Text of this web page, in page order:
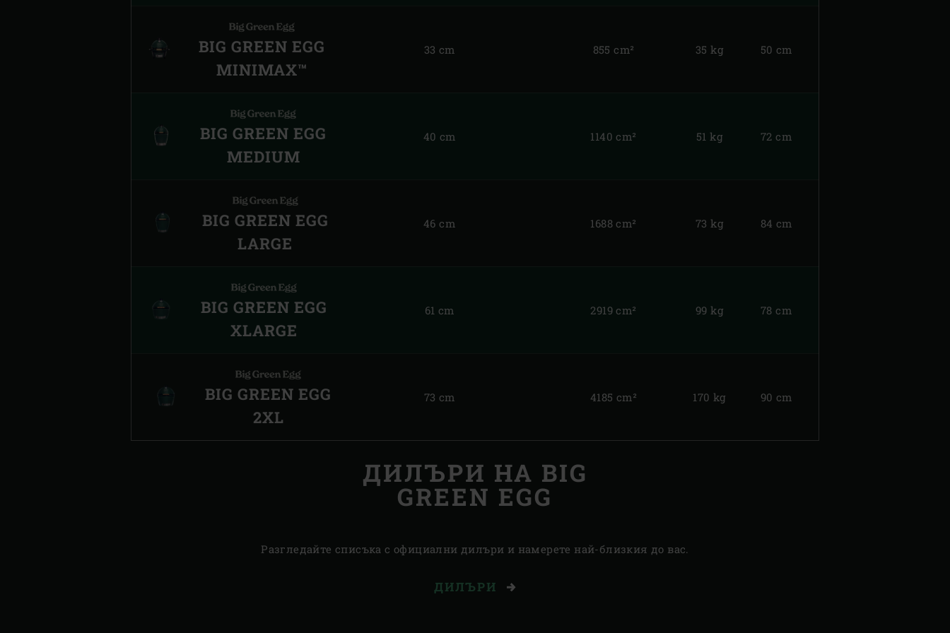
BIG GREEN EGG
MINIMAX™
33 cm 855 cm² 35 kg 50 cm
BIG GREEN EGG
MEDIUM
40 cm 1140 cm² 51 kg 72 cm
BIG GREEN EGG
LARGE
46 cm 1688 cm² 73 kg 84 cm
BIG GREEN EGG
XLARGE
61 cm 2919 cm² 99 kg 78 cm
BIG GREEN EGG
2XL
73 cm 4185 cm² 170 kg 90 cm
ДИЛЪРИ НА BIG
GREEN EGG
Разгледайте списъка с официални дилъри и намерете най-близкия до вас.
ДИЛЪРИ